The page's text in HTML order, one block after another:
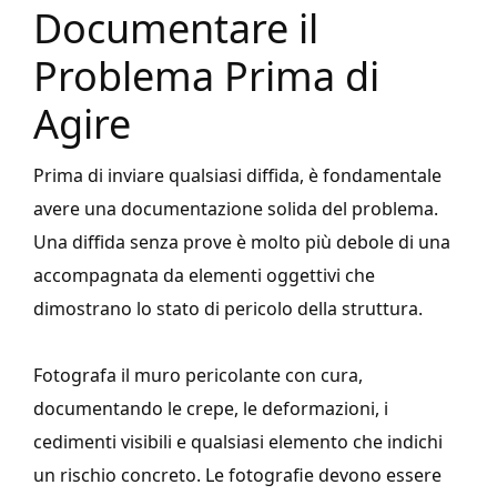
Documentare il
Problema Prima di
Agire
Prima di inviare qualsiasi diffida, è fondamentale
avere una documentazione solida del problema.
Una diffida senza prove è molto più debole di una
accompagnata da elementi oggettivi che
dimostrano lo stato di pericolo della struttura.
Fotografa il muro pericolante con cura,
documentando le crepe, le deformazioni, i
cedimenti visibili e qualsiasi elemento che indichi
un rischio concreto. Le fotografie devono essere